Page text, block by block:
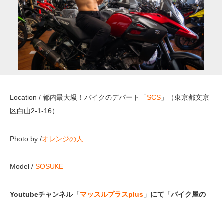
Location / 都内最大級！バイクのデパート「SCS 」（東京都文京
区白山2-1-16）
Photo by /オレンジの人
Model / SOSUKE
Youtubeチャンネル「マッスルプラスplus 」にて「バイク屋の